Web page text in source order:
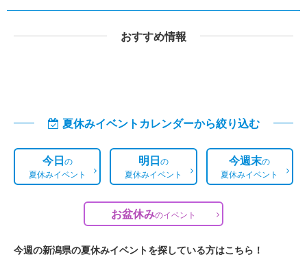
おすすめ情報
夏休みイベントカレンダーから絞り込む
今日の
夏休みイベント
明日の
夏休みイベント
今週末の
夏休みイベント
お盆休みのイベント
今週の新潟県の夏休みイベントを探している方はこちら！